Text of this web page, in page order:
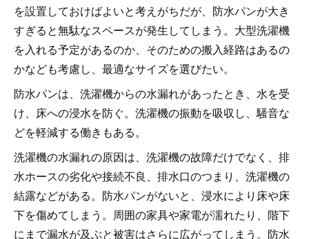
を設置しておけばよいと考えがちだが、防水パンが大き
すぎると無駄なスペースが発生してしまう。大型洗濯機
を入れる予定があるのか、そのための搬入経路はあるの
かなども考慮し、最適なサイズを選びたい。
防水パンは、洗濯機からの水漏れがあったとき、水を受
け、床への浸水を防ぐ。洗濯機の振動を吸収し、騒音な
どを軽減する働きもある。
洗濯機の水漏れの原因は、洗濯機の故障だけでなく、排
水ホースの劣化や接続不良、排水口のつまり、洗濯機の
結露などがある。防水パンがないと、浸水により床や床
下を傷めてしまう。周囲の家具や家電が濡れたり、階下
にまで漏水が及ぶと被害はさらに広がってしまう。防水